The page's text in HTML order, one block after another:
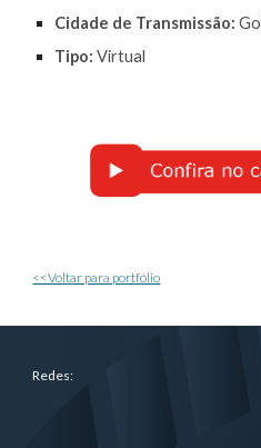
Cidade de Transmissão:
Tipo:Virtual
<<Voltar para portfólio
Redes: